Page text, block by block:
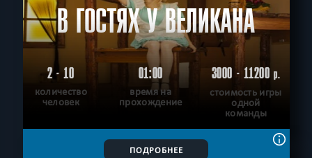
В ГОСТЯХ У ВЕЛИКАНА
2 - 10
количество
человек
01:00
время на
прохождение
3000 - 11200р.
стоимость игры
одной
команды
ПОДРОБНЕЕ